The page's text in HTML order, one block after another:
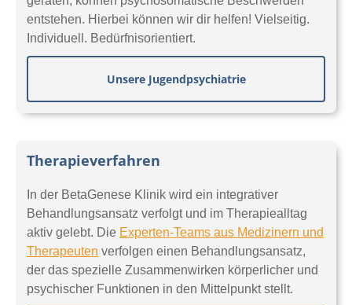
entstehen. Hierbei können wir dir helfen! Vielseitig.
Individuell. Bedürfnisorientiert.
Unsere Jugendpsychiatrie
Therapieverfahren
In der BetaGenese Klinik wird ein integrativer
Behandlungsansatz verfolgt und im Therapiealltag
aktiv gelebt. Die Experten-Teams aus Medizinern und
Therapeuten verfolgen einen Behandlungsansatz,
der das spezielle Zusammenwirken körperlicher und
psychischer Funktionen in den Mittelpunkt stellt.